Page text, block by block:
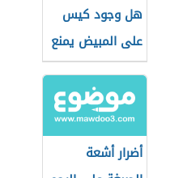
هل وجود كيس
على المبيض يمنع
الحمل
أضرار أشعة